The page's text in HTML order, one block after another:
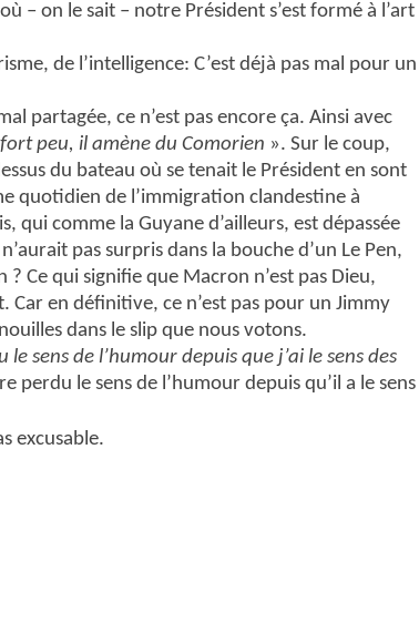
– on le sait – notre Président s’est formé à l’art
de l’intelligence: C’est déjà pas mal pour un
partagée, ce n’est pas encore ça. Ainsi avec
peu, il amène du Comorien ». Sur le coup,
du bateau où se tenait le Président en sont
quotidien de l’immigration clandestine à
comme la Guyane d’ailleurs, est dépassée
pas surpris dans la bouche d’un Le Pen,
Ce qui signifie que Macron n’est pas Dieu,
Car en définitive, ce n’est pas pour un Jimmy
dans le slip que nous votons.
le sens de l’humour depuis que j’ai le sens des
perdu le sens de l’humour depuis qu’il a le sens
excusable.